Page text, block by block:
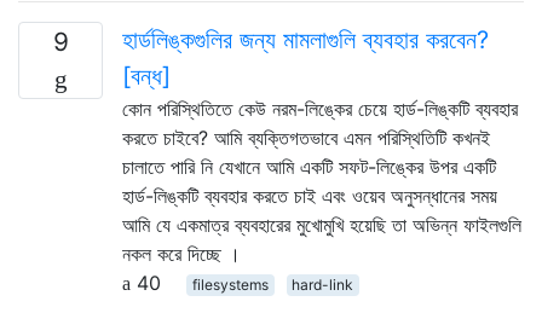
9
হার্ডলিঙ্কগুলির জন্য মামলাগুলি ব্যবহার করবেন?
[বন্ধ]
কোন পরিস্থিতিতে কেউ নরম-লিঙ্কের চেয়ে হার্ড-লিঙ্কটি ব্যবহার
করতে চাইবে? আমি ব্যক্তিগতভাবে এমন পরিস্থিতিটি কখনই
চালাতে পারি নি যেখানে আমি একটি সফট-লিঙ্কের উপর একটি
হার্ড-লিঙ্কটি ব্যবহার করতে চাই এবং ওয়েব অনুসন্ধানের সময়
আমি যে একমাত্র ব্যবহারের মুখোমুখি হয়েছি তা অভিন্ন ফাইলগুলি
নকল করে দিচ্ছে ।
40
filesystems hard-link